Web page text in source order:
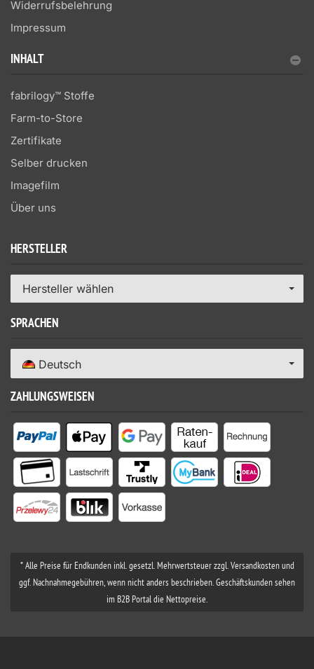
Widerrufsbelehrung
Impressum
INHALT
fabrilogy™ Stoffe
Farm-to-Store
Zertifikate
Selber drucken
Imagefilm
Über uns
HERSTELLER
Hersteller wählen
SPRACHEN
Deutsch
ZAHLUNGSWEISEN
* Alle Preise für Endkunden inkl. gesetzl. Mehrwertsteuer zzgl. Versandkosten und
ggf. Nachnahmegebühren, wenn nicht anders beschrieben. Geschäftskunden sehen
im B2B Portal die Nettopreise.